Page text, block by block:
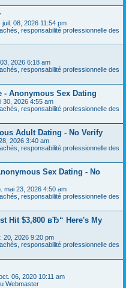
juil. 08, 2026 11:54 pm
responsabilité professionnelle des
2026 6:18 am
responsabilité professionnelle des
- Anonymous Sex Dating
30, 2026 4:55 am
responsabilité professionnelle des
Adult Dating - No Verify
2026 3:40 am
responsabilité professionnelle des
Sex Dating - No
mai 23, 2026 4:50 am
responsabilité professionnelle des
Hit $3,800 вЂ“ Here's My
20, 2026 9:20 pm
responsabilité professionnelle des
06, 2020 10:11 am
Webmaster